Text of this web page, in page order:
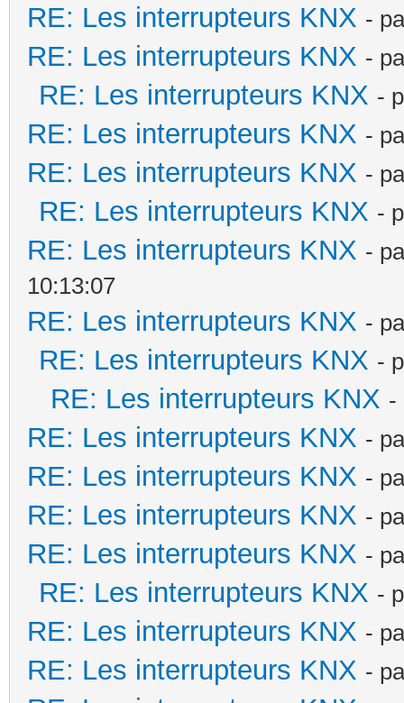
RE: Les interrupteurs KNX -
RE: Les interrupteurs KNX -
RE: Les interrupteurs KNX -
RE: Les interrupteurs KNX -
RE: Les interrupteurs KNX -
RE: Les interrupteurs KNX -
RE: Les interrupteurs KNX -
10:13:07
RE: Les interrupteurs KNX -
RE: Les interrupteurs KNX -
RE: Les interrupteurs KNX -
RE: Les interrupteurs KNX -
RE: Les interrupteurs KNX -
RE: Les interrupteurs KNX -
RE: Les interrupteurs KNX -
RE: Les interrupteurs KNX -
RE: Les interrupteurs KNX -
RE: Les interrupteurs KNX -